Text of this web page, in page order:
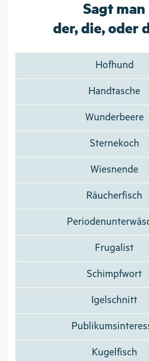
Sagt man
der, die, oder
Hofhund
Handtasche
Wunderbeere
Sternekoch
Wiesnende
Räucherfisch
Frugalist
Schimpfwort
Igelschnitt
Kugelfisch